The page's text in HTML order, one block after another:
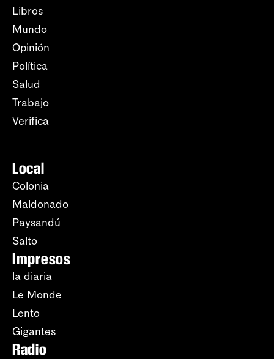
Libros
Mundo
Opinión
Política
Salud
Trabajo
Verifica
Local
Colonia
Maldonado
Paysandú
Salto
Impresos
la diaria
Le Monde
Lento
Gigantes
Radio